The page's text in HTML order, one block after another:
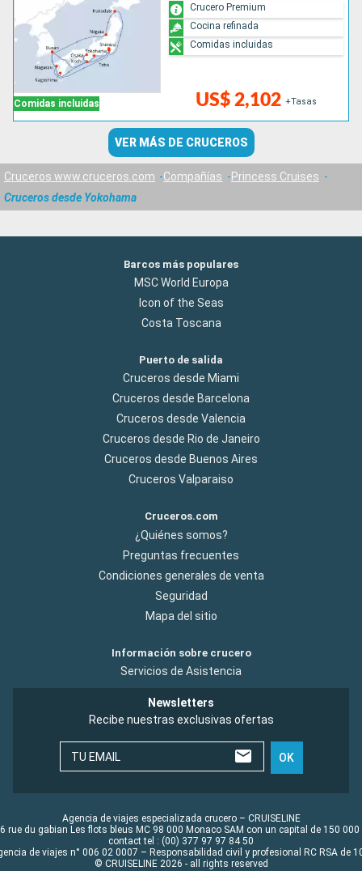
Comidas incluidas US$ 2,102 +Tasas
Crucero Premium
Cocina refinada
Comidas incluidas
VER MÁS DE CRUCEROS
Cruceros www.cruceros.com Compañías
Princess Cruises
Cruceros desde Yokohama
Barcos más populares
MSC World Europa
Icon of the Seas
Costa Toscana
Puerto de salida
Cruceros desde Miami
Cruceros desde Barcelona
Cruceros desde Valencia
Cruceros desde Rio de Janeiro
Cruceros desde Buenos Aires
Cruceros Valparaiso
Cruceros.com
¿Quiénes somos?
Preguntas frecuentes
Condiciones generales de venta
Seguridad
Mapa del sitio
Información sobre crucero
Servicios de Asistencia
Newsletters
Recibe nuestras exclusivas ofertas
TU EMAIL OK
Agencia de viajes especializada crucero – CRUISELINE
rue du gabian Les flots bleus MC 98 000 Monaco SAM con un capital de 150 000
contact tel : (00) 377 97 97 84 50
de viajes n° 006 02 0007 – Responsabilidad civil y profesional RC RSA de
© CRUISELINE 2026 - all rights reserved